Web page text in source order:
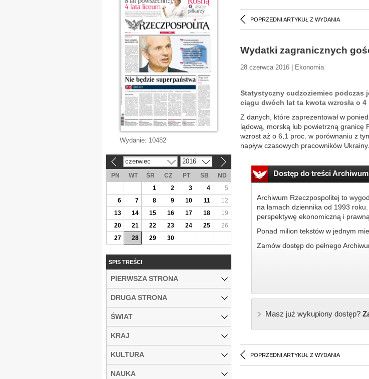
POPRZEDNI ARTYKUŁ Z WYDANIA
Wydatki zagranicznych
28 czerwca 2016 | Ekonomia
Statystyczny cudzoziemiec podczas
ciągu dwóch lat ta kwota wzrosła o 4
Z danych, które zaprezentował w
lądową, morską lub powietrzną granicę
wzrost aż o 6,1 proc. w porównaniu z
napływ czasowych pracowników Ukrainy...
Dostęp do treści
Archiwum Rzeczpospolitej to
na łamach dziennika od 1993
perspektywę ekonomiczną i prawną.
Ponad milion tekstów w jednym
Zamów dostęp do pełnego
Masz już wykupiony dostęp?
POPRZEDNI ARTYKUŁ Z WYDANIA
Wydanie: 10482
czerwiec 2016
PN WT ŚR CZ PT SB
ND
1
2 3 4
5
6
7 8 9 10 11
12
13
14 15 16 17 18
19
20
21 22 23 24 25
26
27
28 29 30
SPIS TREŚCI
PIERWSZA STRONA
DRUGA STRONA
ŚWIAT
KRAJ
KULTURA
NAUKA